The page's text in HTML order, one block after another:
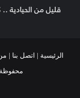
الرئيسية اتصل بنا
محفوظة،